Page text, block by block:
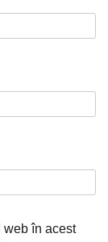
web în acest